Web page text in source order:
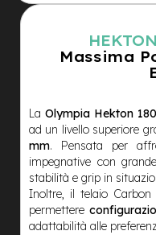
M
o
Massima
La Olympia Hekton
ad un livello superiore
mm. Pensata per
impegnative con
stabilità e grip in
Inoltre, il telaio
permettere
adattabilità alle